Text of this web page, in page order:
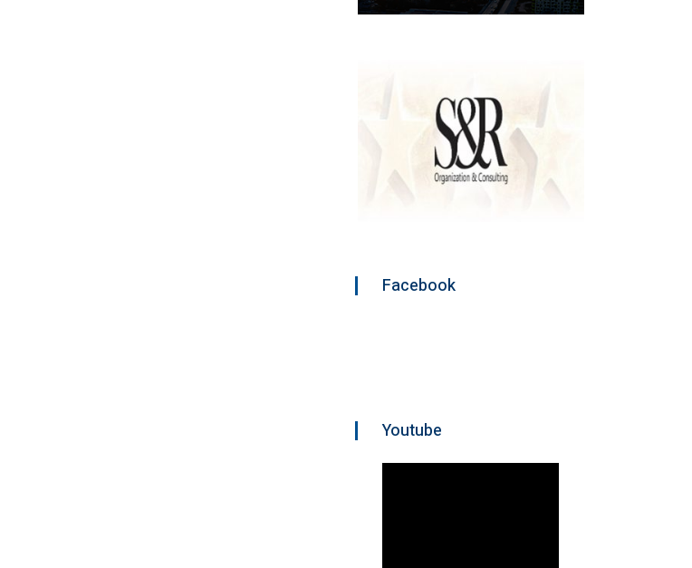
Facebook
Youtube